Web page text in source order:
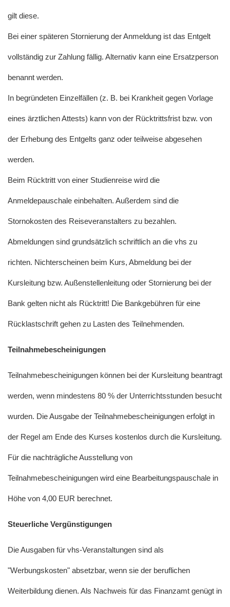
gilt diese.
Bei einer späteren Stornierung der Anmeldung ist das Entgelt
vollständig zur Zahlung fällig. Alternativ kann eine Ersatzperson
benannt werden.
In begründeten Einzelfällen (z. B. bei Krankheit gegen Vorlage
eines ärztlichen Attests) kann von der Rücktrittsfrist bzw. von
der Erhebung des Entgelts ganz oder teilweise abgesehen
werden.
Beim Rücktritt von einer Studienreise wird die
Anmeldepauschale einbehalten. Außerdem sind die
Stornokosten des Reiseveranstalters zu bezahlen.
Abmeldungen sind grundsätzlich schriftlich an die vhs zu
richten. Nichterscheinen beim Kurs, Abmeldung bei der
Kursleitung bzw. Außenstellenleitung oder Stornierung bei der
Bank gelten nicht als Rücktritt! Die Bankgebühren für eine
Rücklastschrift gehen zu Lasten des Teilnehmenden.
Teilnahmebescheinigungen
Teilnahmebescheinigungen können bei der Kursleitung beantragt
werden, wenn mindestens 80 % der Unterrichtsstunden besucht
wurden. Die Ausgabe der Teilnahmebescheinigungen erfolgt in
der Regel am Ende des Kurses kostenlos durch die Kursleitung.
Für die nachträgliche Ausstellung von
Teilnahmebescheinigungen wird eine Bearbeitungspauschale in
Höhe von 4,00 EUR berechnet.
Steuerliche Vergünstigungen
Die Ausgaben für vhs-Veranstaltungen sind als
"Werbungskosten" absetzbar, wenn sie der beruflichen
Weiterbildung dienen. Als Nachweis für das Finanzamt genügt in